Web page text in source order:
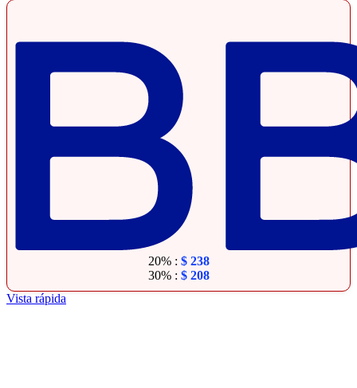
20% : $238
30% : $208
Vista rápida